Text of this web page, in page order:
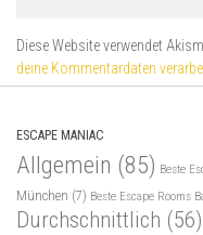
Diese Website verwendet
deine Kommentardaten
ESCAPE MANIAC
Allgemein (85) Beste
München (7) Beste Escape Rooms
Durchschnittlich (56)